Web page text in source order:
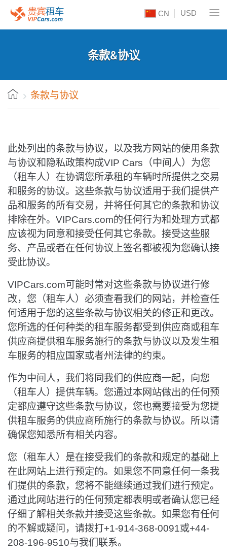
CN USD
条款&协议
条款与协议
此处列出的条款与协议，以及我方网站的使用条款
与协议和隐私政策构成VIP Cars（中间人）为您
（租车人）在协调您所承租的车辆时所提供之交易
和服务的协议。这些条款与协议适用于我们提供产
品和服务的所有交易，并将任何其它的条款和协议
排除在外。VIPCars.com的任何行为和处理方式都
应该视为同意和接受任何其它条款。接受这些服
务、产品或者在任何协议上签名都被视为您确认接
受此协议。
VIPCars.com可能时常对这些条款与协议进行修
改，您（租车人）必须查看我们的网站，并检查任
何适用于您的这些条款与协议相关的修正和更改。
您所选的任何种类的租车服务都受到供应商或租车
供应商提供租车服务施行的条款与协议以及发生租
车服务的相应国家或者州法律的约束。
作为中间人，我们将同我们的供应商一起，向您
（租车人）提供车辆。您通过本网站做出的任何预
定都应遵守这些条款与协议，您也需要接受为您提
供租车服务的供应商所施行的条款与协议。所以请
确保您知悉所有相关内容。
您（租车人）是在接受我们的条款和规定的基础上
在此网站上进行预定的。如果您不同意任何一条我
们提供的条款，您将不能继续通过我们进行预定。
通过此网站进行的任何预定都表明或者确认您已经
仔细了解相关条款并接受这些条款。如果您有任何
的不解或疑问，请拨打+1-914-368-0091或+44-
208-196-9510与我们联系。